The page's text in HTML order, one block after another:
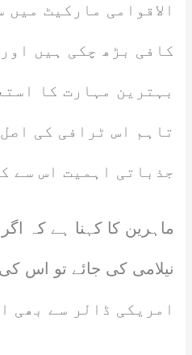
الاقوامی مارکیٹ
کافی بڑھ چکی ہیں
بہترین مہارت کا
تاہم اس ٹرافی کی
جذباتی اہمیت اس سے
ماہرین کا کہنا ہے کہ
امریکی ڈالر سے بھی